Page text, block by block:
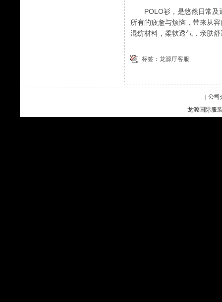
POLO衫，是悠然日常及通
所有的疲惫与烦恼，带来从
混纺材料，柔软透气，亲肤舒
标签： 龙源厅客服
| 公司
龙源国际服